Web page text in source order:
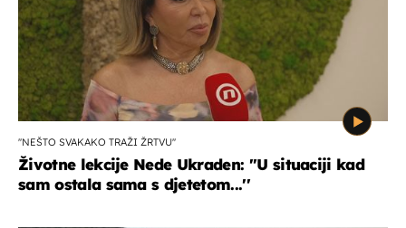
''NEŠTO SVAKAKO TRAŽI ŽRTVU''
Životne lekcije Nede Ukraden: ''U situaciji kad
sam ostala sama s djetetom...''